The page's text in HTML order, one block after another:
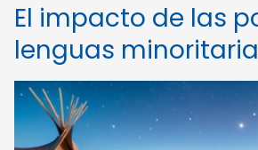
El impacto de las
lenguas